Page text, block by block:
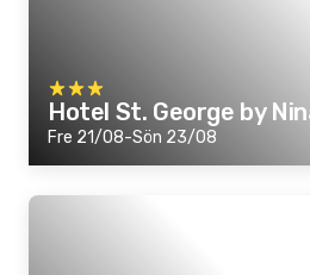
Hotel St. George by
Fre 21/08-Sön 23/08